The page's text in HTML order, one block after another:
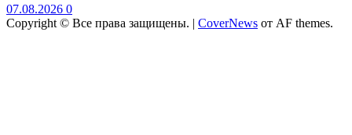
07.08.2026 0
Copyright © Все права защищены. | CoverNews от AF themes.